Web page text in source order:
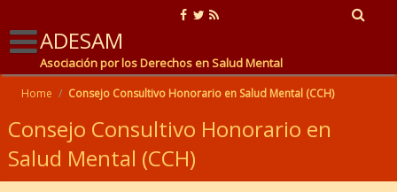
ADESAM
Asociación por los Derechos en Salud Mental
Home / Consejo Consultivo Honorario en Salud Mental (CCH)
Consejo Consultivo Honorario en
Salud Mental (CCH)